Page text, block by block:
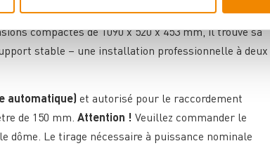
espaces de vie qui nécessitent à la fois une chaleur
compactes de 1090 x 520 x 453 mm, il trouve sa
stable – une installation professionnelle à deux
automatique) et autorisé pour le raccordement
de 150 mm.Attention ! Veuillez commander le
dôme. Le tirage nécessaire à puissance nominale